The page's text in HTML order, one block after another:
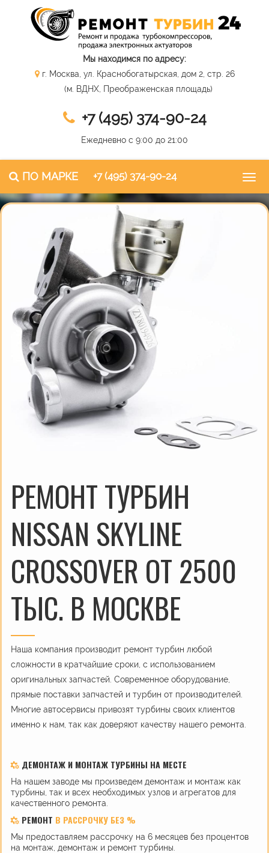
Мы находимся по адресу:
г. Москва, ул. Краснобогатырская, дом 2, стр. 26
(м. ВДНХ, Преображенская площадь)
+7 (495) 374-90-24
Ежедневно с 9:00 до 21:00
ПО МАРКЕ +7 (495) 374-90-24
РЕМОНТ ТУРБИН
NISSAN SKYLINE
CROSSOVER ОТ 2500
ТЫС. В МОСКВЕ
Наша компания производит ремонт турбин любой
сложности в кратчайшие сроки, с использованием
оригинальных запчастей. Современное оборудование,
прямые поставки запчастей и турбин от производителей.
Многие автосервисы привозят турбины своих клиентов
именно к нам, так как доверяют качеству нашего ремонта.
ДЕМОНТАЖ И МОНТАЖ ТУРБИНЫ НА МЕСТЕ
На нашем заводе мы произведем демонтаж и монтаж как
турбины, так и всех необходимых узлов и агрегатов для
качественного ремонта.
РЕМОНТ В РАССРОЧКУ БЕЗ %
Мы предоставляем рассрочку на 6 месяцев без процентов
на монтаж, демонтаж и ремонт турбины.